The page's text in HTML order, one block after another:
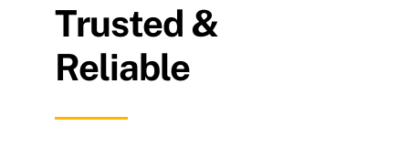
Trusted &
Reliable